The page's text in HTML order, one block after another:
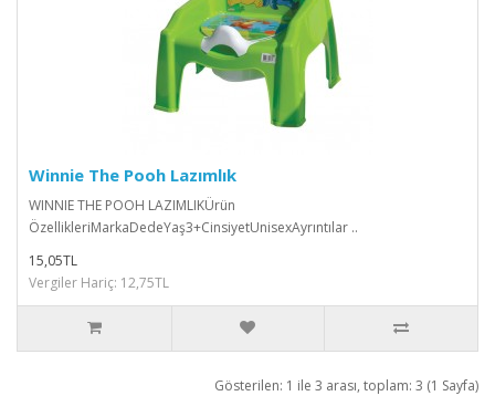
Winnie The Pooh Lazımlık
WINNIE THE POOH LAZIMLIKÜrün
ÖzellikleriMarkaDedeYaş3+CinsiyetUnisexAyrıntılar ..
15,05TL
Vergiler Hariç: 12,75TL
Gösterilen: 1 ile 3 arası, toplam: 3 (1 Sayfa)